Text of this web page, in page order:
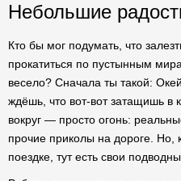
Небольшие
Кто бы мог подумать, что
прокатиться по пустынным
весело? Сначала ты такой:
ждёшь, что вот-вот затащишь в
вокруг — просто огонь:
прочие приколы на дороге. Но,
поездке, тут есть свои